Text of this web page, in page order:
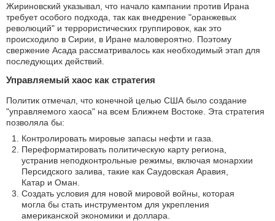
Жириновский указывал, что начало кампании против Ирана
требует особого подхода, так как внедрение "оранжевых
революций" и террористических группировок, как это
происходило в Сирии, в Иране маловероятно. Поэтому
свержение Асада рассматривалось как необходимый этап для
последующих действий.
Управляемый хаос как стратегия
Политик отмечал, что конечной целью США было создание
"управляемого хаоса" на всем Ближнем Востоке. Эта стратегия
позволяла бы:
Контролировать мировые запасы нефти и газа.
Переформатировать политическую карту региона,
устранив неподконтрольные режимы, включая монархии
Персидского залива, такие как Саудовская Аравия,
Катар и Оман.
Создать условия для новой мировой войны, которая
могла бы стать инструментом для укрепления
американской экономики и доллара.